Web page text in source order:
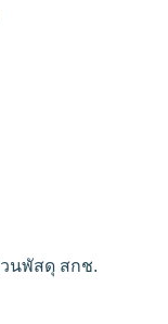
นพัสดุ สกช.